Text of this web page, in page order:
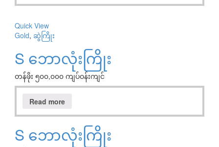
Quick View
Gold, ဆွဲကြိုး
S ဘောလုံးကြိုး
တန်ဖိုး ၅၀၀,၀၀၀ ကျပ်ဝန်းကျင်
Read more
S ဘောလုံးကြိုး